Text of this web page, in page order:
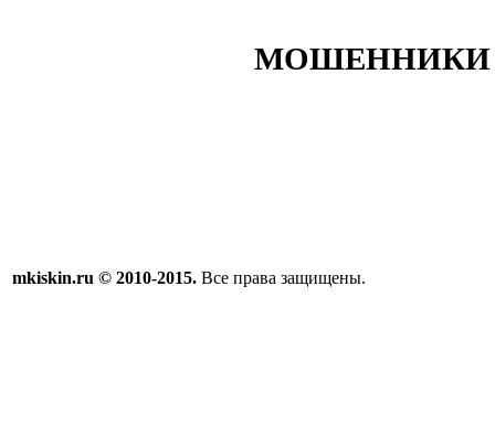
МОШЕННИКИ
mkiskin.ru © 2010-2015. Все права защищены.